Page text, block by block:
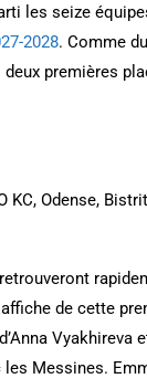
les seize
2028. Comme
premières
Odense,
de cette
Vyakhireva
Messines.